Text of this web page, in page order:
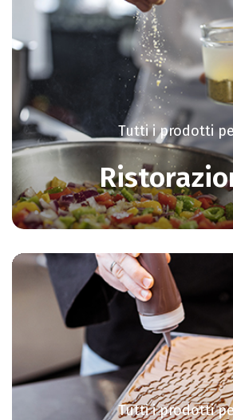
Tutti i prodotti
Tutti i prodotti